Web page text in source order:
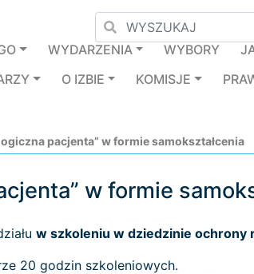
WYDARZENIA WYBORY
O IZBIE KOMISJE
pacjenta” w formie samokształcenia
w formie
w szkoleniu w dziedzinie ochrony
20 godzin szkoleniowych.